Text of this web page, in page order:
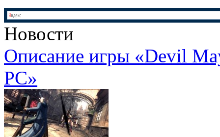
Новости
Описание игры «Devil
PC»